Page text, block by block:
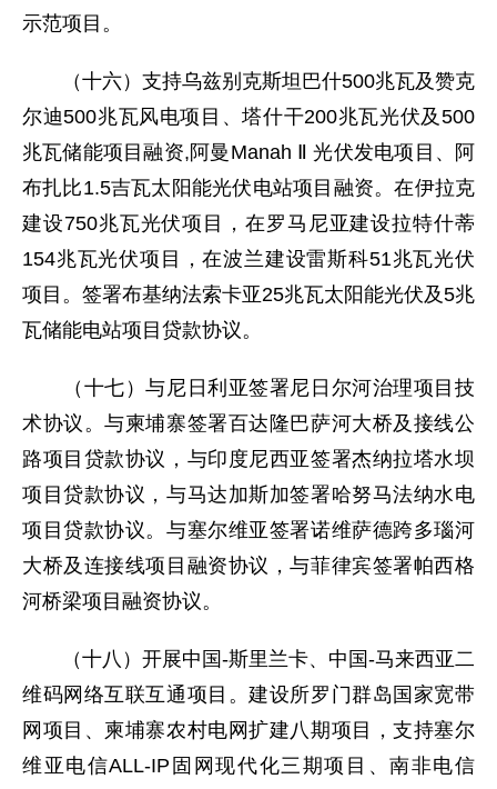
示范项目。
（十六）支持乌兹别克斯坦巴什500兆瓦及赞克
尔迪500兆瓦风电项目、塔什干200兆瓦光伏及500
兆瓦储能项目融资,阿曼Manah Ⅱ 光伏发电项目、阿
布扎比1.5吉瓦太阳能光伏电站项目融资。在伊拉克
建设750兆瓦光伏项目，在罗马尼亚建设拉特什蒂
154兆瓦光伏项目，在波兰建设雷斯科51兆瓦光伏
项目。签署布基纳法索卡亚25兆瓦太阳能光伏及5兆
瓦储能电站项目贷款协议。
（十七）与尼日利亚签署尼日尔河治理项目技
术协议。与柬埔寨签署百达隆巴萨河大桥及接线公
路项目贷款协议，与印度尼西亚签署杰纳拉塔水坝
项目贷款协议，与马达加斯加签署哈努马法纳水电
项目贷款协议。与塞尔维亚签署诺维萨德跨多瑙河
大桥及连接线项目融资协议，与菲律宾签署帕西格
河桥梁项目融资协议。
（十八）开展中国-斯里兰卡、中国-马来西亚二
维码网络互联互通项目。建设所罗门群岛国家宽带
网项目、柬埔寨农村电网扩建八期项目，支持塞尔
维亚电信ALL-IP固网现代化三期项目、南非电信